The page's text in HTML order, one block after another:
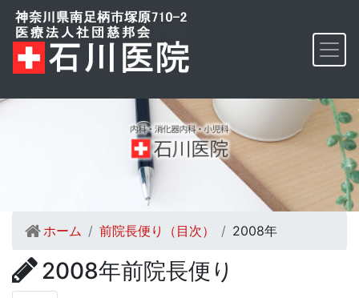
ホーム 前院長便り（目次） 2008年
2008年前院長便り